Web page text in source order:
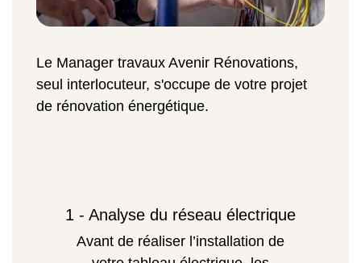
Le Manager travaux Avenir Rénovations,
seul interlocuteur, s'occupe de votre projet
de rénovation énergétique.
1 - Analyse du réseau électrique
Avant de réaliser l’installation de